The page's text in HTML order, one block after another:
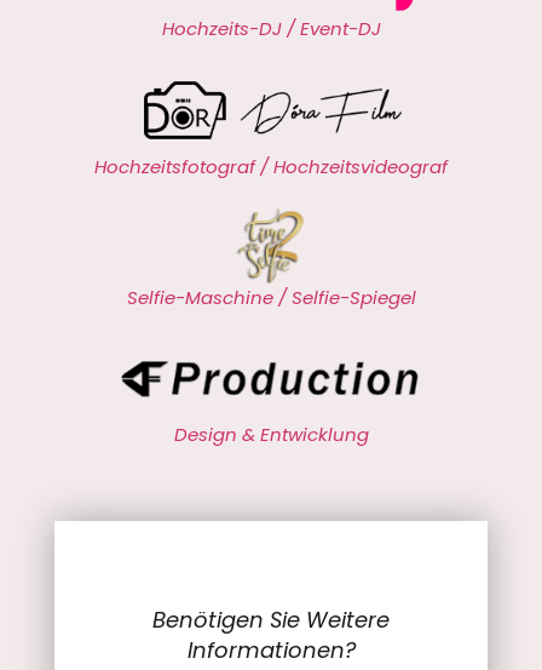
Hochzeits-DJ / Event-DJ
Hochzeitsfotograf / Hochzeitsvideograf
Selfie-Maschine / Selfie-Spiegel
Design & Entwicklung
Benötigen Sie Weitere
Informationen?